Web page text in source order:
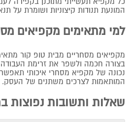
המונעת תנודות קיצוניות ושומרת על
למי מתאימים מקפיאים
מקפיאים מסחריים מבית טופ קור
בצורה חכמה ולשפר את זרימת
נכונה של מקפיא מסחרי איכותי
המותאמות לצרכים משתנים של העסק.
שאלות ותשובות נפוצות